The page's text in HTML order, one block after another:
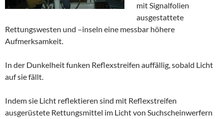
mit Signalfolien
ausgestattete
Rettungswesten und –inseln eine messbar höhere
Aufmerksamkeit.
In der Dunkelheit funken Reflexstreifen auffällig, sobald Licht
auf sie fällt.
Indem sie Licht reflektieren sind mit Reflexstreifen
ausgerüstete Rettungsmittel im Licht von Suchscheinwerfern